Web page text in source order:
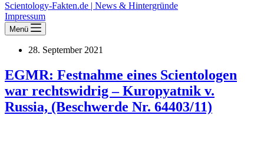
Scientology-Fakten.de | News & Hintergründe
Impressum
Menü
28. September 2021
EGMR: Festnahme eines Scientologen
war rechtswidrig – Kuropyatnik v.
Russia, (Beschwerde Nr. 64403/11)